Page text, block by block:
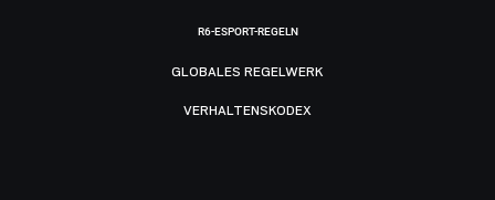
R6-ESPORT-REGELN
GLOBALES REGELWERK
VERHALTENSKODEX